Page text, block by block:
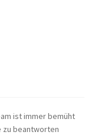
ist immer bemüht
zu beantworten